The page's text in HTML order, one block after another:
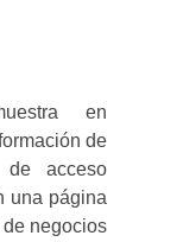
en
de
de acceso
una página
negocios